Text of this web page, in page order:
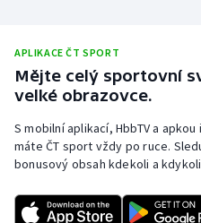
Plavání
Plážový volejbal
Ragby
Rychlobruslení
APLIKACE ČT SPORT
Mějte celý sportovní
velké obrazovce.
S mobilní aplikací, HbbTV a
máte ČT sport vždy po ruce.
bonusový obsah kdekoli a